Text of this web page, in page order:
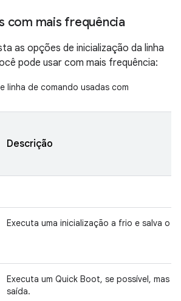
com mais frequência
as opções de inicialização da linha
pode usar com mais frequência:
linha de comando usadas com
Descrição
Executa uma inicialização a frio e salva o
Executa um Quick Boot, se possível, mas
saída.